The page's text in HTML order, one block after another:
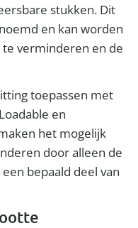
stukken. Dit
en kan worden
verminderen en de
toepassen met
en
het mogelijk
door alleen de
bepaald deel van